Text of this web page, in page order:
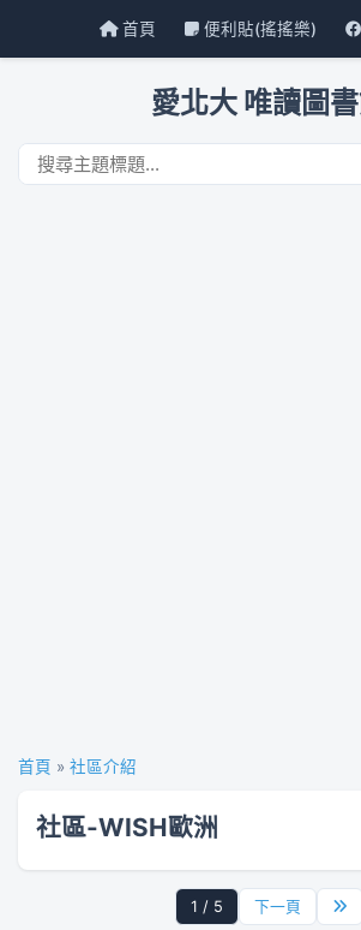
首頁 便利貼(搖搖樂)
愛北大 唯讀圖
首頁 » 社區介紹
社區-WISH歐洲
1 / 5 下一頁